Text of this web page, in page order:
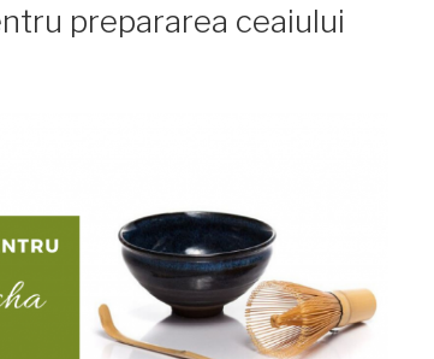
prepararea ceaiului